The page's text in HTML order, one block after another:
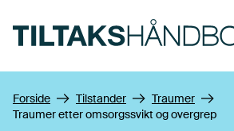
Forside Tilstander
Traumer
Traumer etter omsorgssvikt og overgrep